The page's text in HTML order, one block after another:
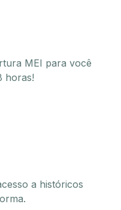
MEI para você
horas!
a históricos